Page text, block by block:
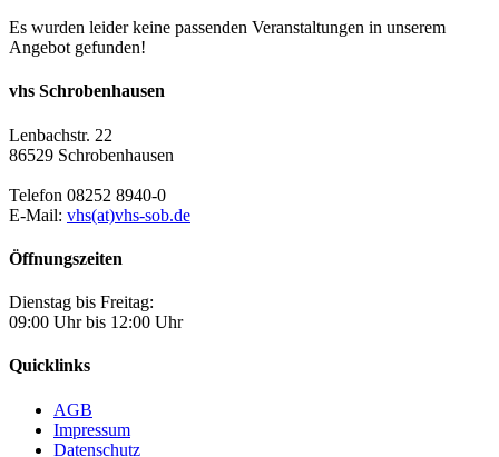
Es wurden leider keine passenden Veranstaltungen in unserem
Angebot gefunden!
vhs Schrobenhausen
Lenbachstr. 22
86529 Schrobenhausen
Telefon 08252 8940-0
E-Mail: vhs(at)vhs-sob.de
Öffnungszeiten
Dienstag bis Freitag:
09:00 Uhr bis 12:00 Uhr
Quicklinks
AGB
Impressum
Datenschutz